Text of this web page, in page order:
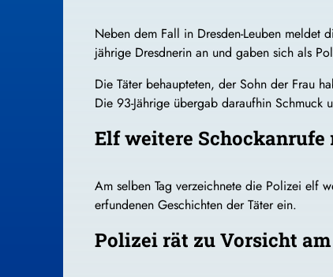
Neben dem Fall in Dresden-Leuben meldet
jährige Dresdnerin an und gaben sich als
Die Täter behaupteten, der Sohn der Frau
Die 93-Jährige übergab daraufhin
Elf weitere
Am selben Tag verzeichnete die Polizei elf
erfundenen Geschichten der Täter ein.
Polizei rät zu Vorsicht